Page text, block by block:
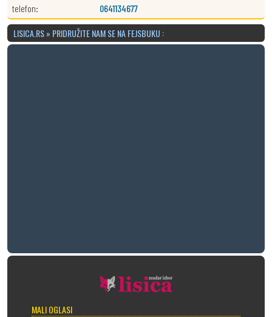
telefon:
0641134677
LISICA.RS » PRIDRUŽITE NAM SE NA FEJSBUKU :
MALI OGLASI